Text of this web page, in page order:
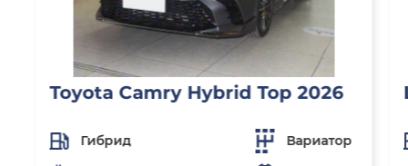
Toyota Camry Hybrid Top 2026
Гибрид
Вариатор